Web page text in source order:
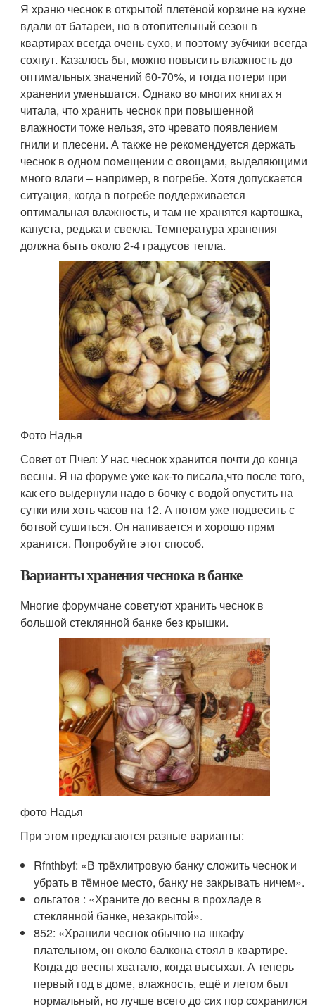
Я храню чеснок в открытой плетёной корзине на кухне
вдали от батареи, но в отопительный сезон в
квартирах всегда очень сухо, и поэтому зубчики всегда
сохнут. Казалось бы, можно повысить влажность до
оптимальных значений 60-70%, и тогда потери при
хранении уменьшатся. Однако во многих книгах я
читала, что хранить чеснок при повышенной
влажности тоже нельзя, это чревато появлением
гнили и плесени. А также не рекомендуется держать
чеснок в одном помещении с овощами, выделяющими
много влаги – например, в погребе. Хотя допускается
ситуация, когда в погребе поддерживается
оптимальная влажность, и там не хранятся картошка,
капуста, редька и свекла. Температура хранения
должна быть около 2-4 градусов тепла.
Фото Надья
Совет от Пчел: У нас чеснок хранится почти до конца
весны. Я на форуме уже как-то писала,что после того,
как его выдернули надо в бочку с водой опустить на
сутки или хоть часов на 12. А потом уже подвесить с
ботвой сушиться. Он напивается и хорошо прям
хранится. Попробуйте этот способ.
Варианты хранения чеснока в банке
Многие форумчане советуют хранить чеснок в
большой стеклянной банке без крышки.
фото Надья
При этом предлагаются разные варианты:
Rfnthbyf: «В трёхлитровую банку сложить чеснок и
убрать в тёмное место, банку не закрывать ничем».
ольгатов : «Храните до весны в прохладе в
стеклянной банке, незакрытой».
852: «Хранили чеснок обычно на шкафу
плательном, он около балкона стоял в квартире.
Когда до весны хватало, когда высыхал. А теперь
первый год в доме, влажность, ещё и летом был
нормальный, но лучше всего до сих пор сохранился